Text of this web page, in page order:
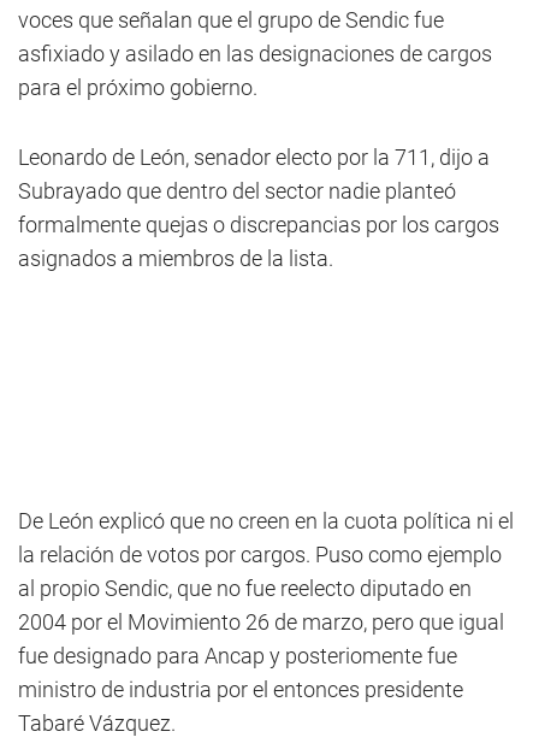
voces que señalan que el grupo de Sendic fue
asfixiado y asilado en las designaciones de cargos
para el próximo gobierno.
Leonardo de León, senador electo por la 711, dijo a
Subrayado que dentro del sector nadie planteó
formalmente quejas o discrepancias por los cargos
asignados a miembros de la lista.
De León explicó que no creen en la cuota política ni el
la relación de votos por cargos. Puso como ejemplo
al propio Sendic, que no fue reelecto diputado en
2004 por el Movimiento 26 de marzo, pero que igual
fue designado para Ancap y posteriomente fue
ministro de industria por el entonces presidente
Tabaré Vázquez.